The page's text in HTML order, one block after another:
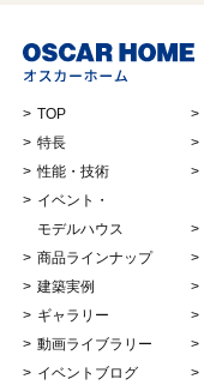
TOP
特長
性能・技術
イベント・
モデルハウス
商品ラインナップ
建築実例
ギャラリー
動画ライブラリー
イベントブログ